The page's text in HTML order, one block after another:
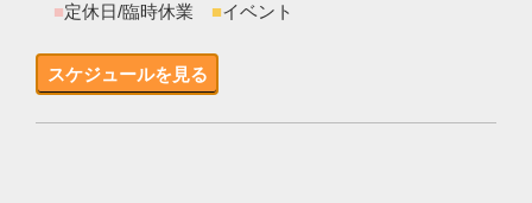
■定休日/臨時休業 ■イベント
スケジュールを見る